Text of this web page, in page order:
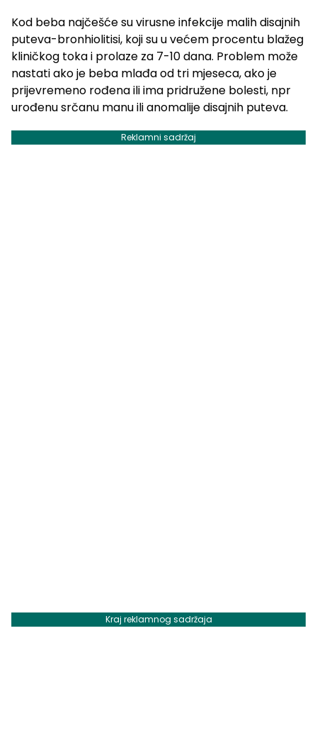
Kod beba najčešće su virusne infekcije malih disajnih
puteva-bronhiolitisi, koji su u većem procentu blažeg
kliničkog toka i prolaze za 7-10 dana. Problem može
nastati ako je beba mlađa od tri mjeseca, ako je
prijevremeno rođena ili ima pridružene bolesti, npr
urođenu srčanu manu ili anomalije disajnih puteva.
Reklamni sadržaj
Kraj reklamnog sadržaja